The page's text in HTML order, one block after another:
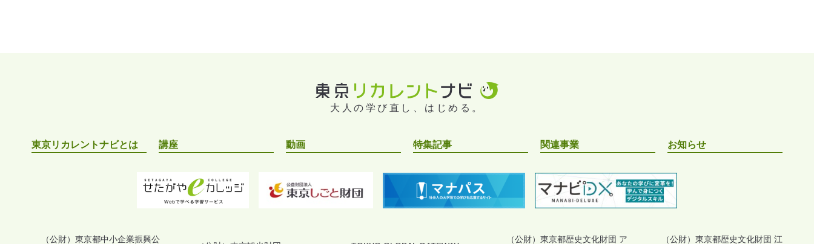
大人の学び直し、はじめる。
東京リカレントナビとは 講座 動画 特集記事 関連事業 お知らせ
（公財）東京都中小企業振興公 （公財）東京都歴史文化財団 ア （公財）東京都歴史文化財団 江